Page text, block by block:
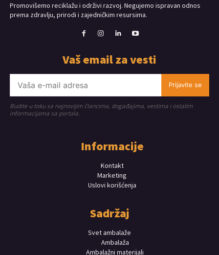
Promovišemo reciklažu i održivi razvoj. Negujemo ispravan odnos
prema zdravlju, prirodi i zajedničkim resursima.
Vaš email za vesti
Prijavite se
Budite u toku sa najnovijim člancima, događajima, vestima i ostalim
informacijama sa portala.
Informacije
Kontakt
Marketing
Uslovi korišćenja
Sadržaj
Svet ambalaže
Ambalaža
Ambalažni materijali